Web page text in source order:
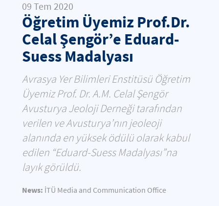
09 Tem 2020
Öğretim Üyemiz Prof.Dr.
Celal Şengör’e Eduard-
Suess Madalyası
Avrasya Yer Bilimleri Enstitüsü Öğretim
Üyemiz Prof. Dr. A.M. Celal Şengör
Avusturya Jeoloji Derneği tarafından
verilen ve Avusturya’nın jeoleoji
alanında en yüksek ödülü olarak kabul
edilen “Eduard-Suess Madalyası”na
layık görüldü.
News: İTÜ Media and Communication Office